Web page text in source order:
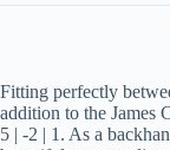
Fitting perfectly
addition to the James
5 | -2 | 1. As a